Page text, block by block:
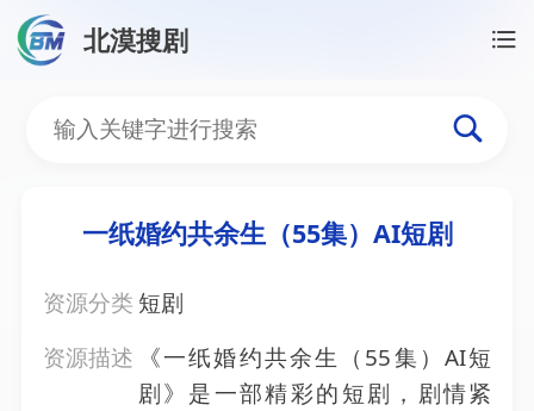
北漠搜剧
一纸婚约共余生（55集）
一纸婚约共余生（55集）AI短剧
资源分类 短剧
资源描述
《一纸婚约共余生（55集）AI短
剧》是一部精彩的短剧，剧情紧